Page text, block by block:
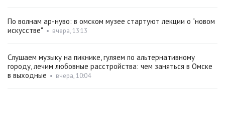
По волнам ар-нуво: в омском музее стартуют лекции о "новом
искусстве" • вчера, 13:13
Слушаем музыку на пикнике, гуляем по альтернативному
городу, лечим любовные расстройства: чем заняться в Омске
в выходные • вчера, 10:04